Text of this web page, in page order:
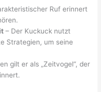
Ruf erinnert
– Der Kuckuck nutzt
Strategien, um seine
gilt er als „Zeitvogel“, der